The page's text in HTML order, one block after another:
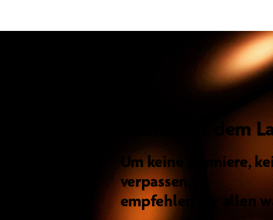
Immer auf dem
Um keine Premiere,
verpassen,
empfehlen wir allen